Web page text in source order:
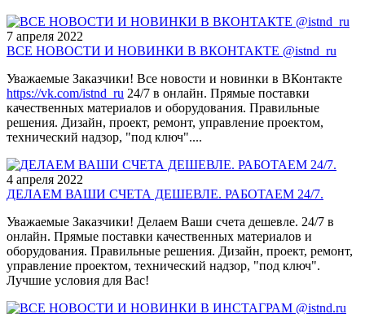
7 апреля 2022
ВСЕ НОВОСТИ И НОВИНКИ В ВКОНТАКТЕ @istnd_ru
Уважаемые Заказчики! Все новости и новинки в ВКонтакте
https://vk.com/istnd_ru 24/7 в онлайн. Прямые поставки
качественных материалов и оборудования. Правильные
решения. Дизайн, проект, ремонт, управление проектом,
технический надзор, "под ключ"....
4 апреля 2022
ДЕЛАЕМ ВАШИ СЧЕТА ДЕШЕВЛЕ. РАБОТАЕМ 24/7.
Уважаемые Заказчики! Делаем Ваши счета дешевле. 24/7 в
онлайн. Прямые поставки качественных материалов и
оборудования. Правильные решения. Дизайн, проект, ремонт,
управление проектом, технический надзор, "под ключ".
Лучшие условия для Вас!